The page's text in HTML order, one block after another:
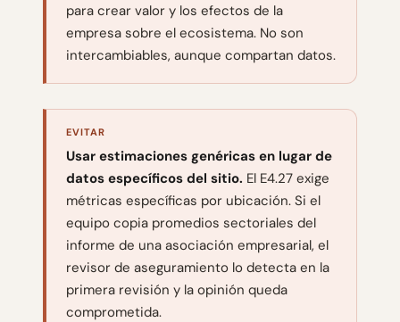
para crear valor y los efectos de la
empresa sobre el ecosistema. No son
intercambiables, aunque compartan datos.
EVITAR
Usar estimaciones genéricas en lugar de
datos específicos del sitio. El E4.27 exige
métricas específicas por ubicación. Si el
equipo copia promedios sectoriales del
informe de una asociación empresarial, el
revisor de aseguramiento lo detecta en la
primera revisión y la opinión queda
comprometida.